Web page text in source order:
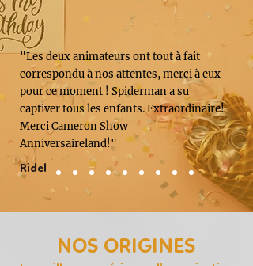
"Les deux animateurs ont tout à fait
correspondu à nos attentes, merci à eux
pour ce moment ! Spiderman a su
captiver tous les enfants. Extraordinaire!
Merci Cameron Show
Anniversaireland!"
Ridel
NOS ORIGINES